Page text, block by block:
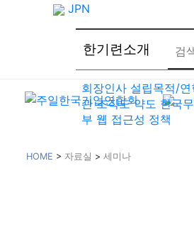
한기련소개
회장인사 설립목적/연
관 조직도 약도 한국
부 웹 접근성 정책
JPN
HOME > 자료실 > 세미나